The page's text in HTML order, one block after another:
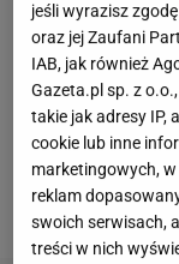
Robert
przez Hansiego
w meczach
(2:0). Swoją
Ferran Torres. I
łącznie trzy
jeśli wyrazisz
oraz jej Zaufani
IAB, jak również
Gazeta.pl sp. z
takie jak adresy IP,
cookie lub inne
marketingowych,
reklam
swoich serwisach,
treści w nich